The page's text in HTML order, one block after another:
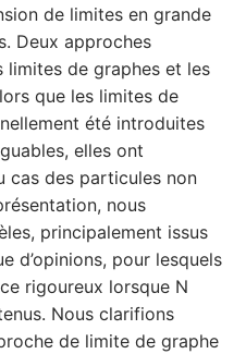
de limites en grande
Deux approches
limites de graphes et les
que les limites de
été introduites
elles ont
cas des particules non
nous
principalement issus
d’opinions, pour lesquels
rigoureux lorsque N
Nous clarifions
de limite de graphe